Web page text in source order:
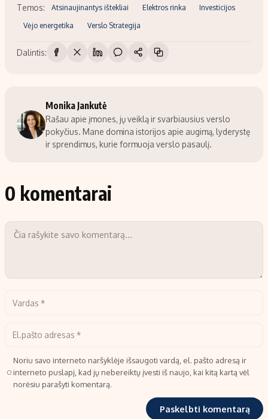
Temos: Atsinaujinantys ištekliai Elektros rinka Investicijos
Vėjo energetika Verslo Strategija
Dalintis:
Monika Jankutė
Rašau apie įmones, jų veiklą ir svarbiausius verslo
pokyčius. Mane domina istorijos apie augimą, lyderystę
ir sprendimus, kurie formuoja verslo pasaulį.
0 komentarai
Noriu savo interneto naršyklėje išsaugoti vardą, el. pašto adresą ir
interneto puslapį, kad jų nebereiktų įvesti iš naujo, kai kitą kartą vėl
norėsiu parašyti komentarą.